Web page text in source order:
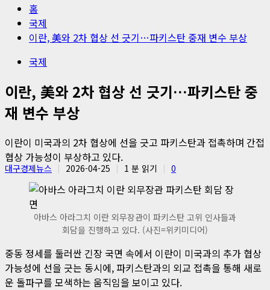
홈
국제
이란, 美와 2차 협상 선 긋기…파키스탄 중재 변수 부상
국제
이란, 美와 2차 협상 선 긋기…파키스탄 중
재 변수 부상
이란이 미국과의 2차 협상에 선을 긋고 파키스탄과 접촉하며 간접
협상 가능성이 부상하고 있다.
대구경제뉴스 2026-04-25 1 분 읽기 0
아바스 아라그치 이란 외무장관이 파키스탄 고위 인사들과
회담을 진행하고 있다. (사진=위키미디어)
중동 정세를 둘러싼 긴장 국면 속에서 이란이 미국과의 추가 협상
가능성에 선을 긋는 동시에, 파키스탄과의 외교 접촉을 통해 새로
운 돌파구를 모색하는 움직임을 보이고 있다.